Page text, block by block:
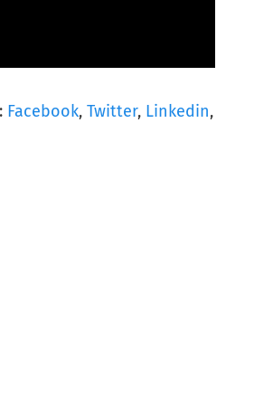
Facebook, Twitter, Linkedin,